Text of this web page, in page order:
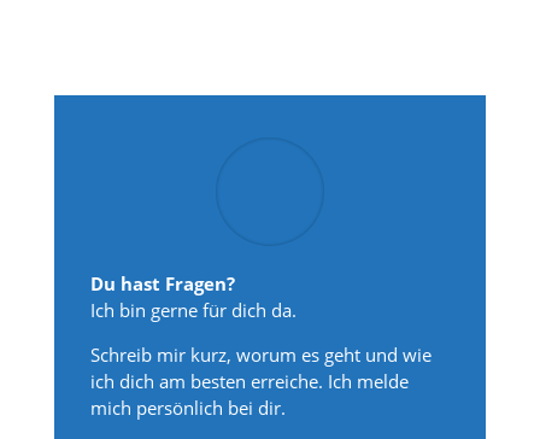
Du hast Fragen?
Ich bin gerne für dich da.
Schreib mir kurz, worum es geht und wie
ich dich am besten erreiche. Ich melde
mich persönlich bei dir.